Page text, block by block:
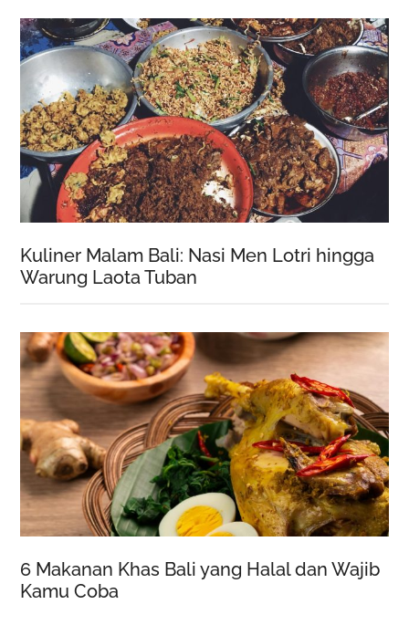
Kuliner Malam Bali: Nasi Men Lotri hingga
Warung Laota Tuban
6 Makanan Khas Bali yang Halal dan Wajib
Kamu Coba